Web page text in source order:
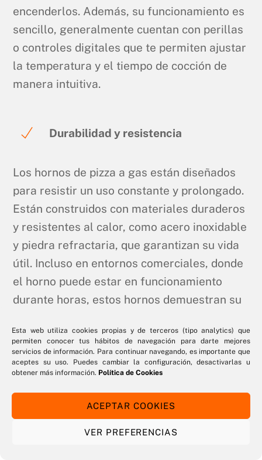
Esta web utiliza cookies propias y de terceros (tipo analytics) que
permiten conocer tus hábitos de navegación para darte mejores
servicios de información. Para continuar navegando, es importante que
aceptes su uso. Puedes cambiar la configuración, desactivarlas u
obtener más información. Política de Cookies
ACEPTAR COOKIES
VER PREFERENCIAS
encenderlos. Además, su funcionamiento es
sencillo, generalmente cuentan con perillas
o controles digitales que te permiten ajustar
la temperatura y el tiempo de cocción de
manera intuitiva.
Durabilidad y resistencia
Los hornos de pizza a gas están diseñados
para resistir un uso constante y prolongado.
Están construidos con materiales duraderos
y resistentes al calor, como acero inoxidable
y piedra refractaria, que garantizan su vida
útil. Incluso en entornos comerciales, donde
el horno puede estar en funcionamiento
durante horas, estos hornos demuestran su
¿Cómo funcionan los hornos de